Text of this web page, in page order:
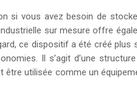
si vous avez besoin de
sur mesure offre
ce dispositif a été créé plus
Il s’agit d’une
utilisée comme un